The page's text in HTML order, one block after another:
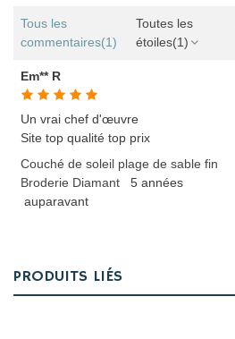
Tous les
commentaires(1)
Toutes les
étoiles(1)
Em** R
Un vrai chef d'œuvre
Site top qualité top prix
Couché de soleil plage de sable fin
Broderie Diamant
5 années
auparavant
PRODUITS LIÉS